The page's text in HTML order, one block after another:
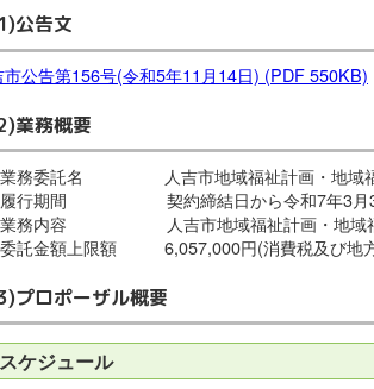
公告文
市公告第156号(令和5年11月14日) (PDF 550KB)
業務概要
業務委託名 人吉市地域福祉計画・地域福
履行期間 契約締結日から令和7年3月
業務内容 人吉市地域福祉計画・地域福祉
委託金額上限額 6,057,000円(消費税及び地方
プロポーザル概要
ケジュール